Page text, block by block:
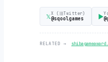
𝕏X (旧Twitter)
@sqoolgames ▶
RELATED →